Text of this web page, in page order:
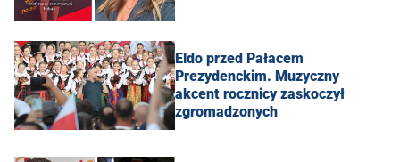
Eldo przed Pałacem
Prezydenckim. Muzyczny
akcent rocznicy zaskoczył
zgromadzonych